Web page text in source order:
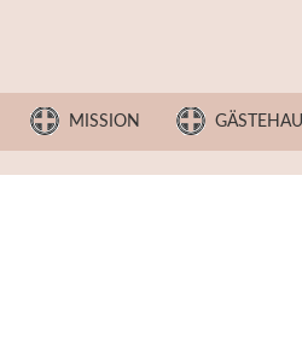
MISSION